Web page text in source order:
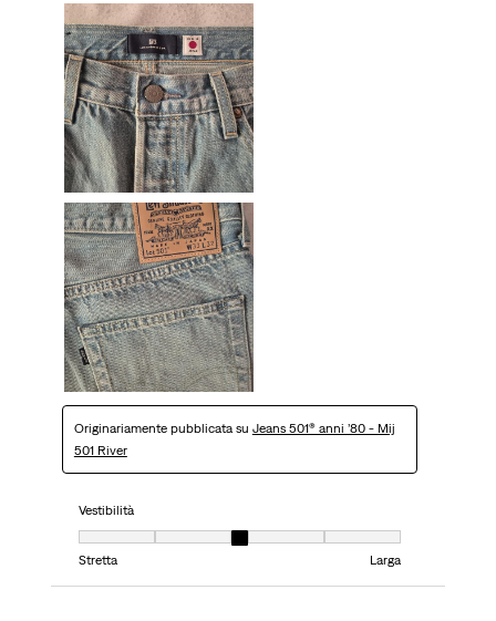
Originariamente pubblicata su Jeans 501® anni ’80 - Mij
501 River
Vestibilità
Vestibilità, 3 su 5, dove 1 è uguale a Stretta e 5 è uguale a Larga
Stretta
Larga